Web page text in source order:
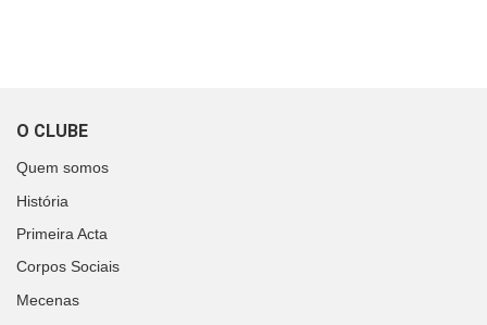
O CLUBE
Quem somos
História
Primeira Acta
Corpos Sociais
Mecenas